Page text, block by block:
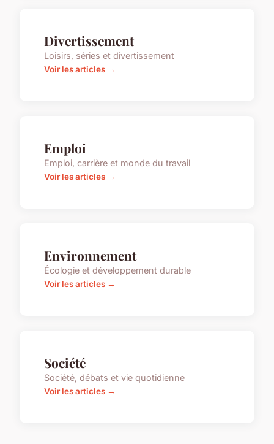
Divertissement
Loisirs, séries et divertissement
Voir les articles →
Emploi
Emploi, carrière et monde du travail
Voir les articles →
Environnement
Écologie et développement durable
Voir les articles →
Société
Société, débats et vie quotidienne
Voir les articles →